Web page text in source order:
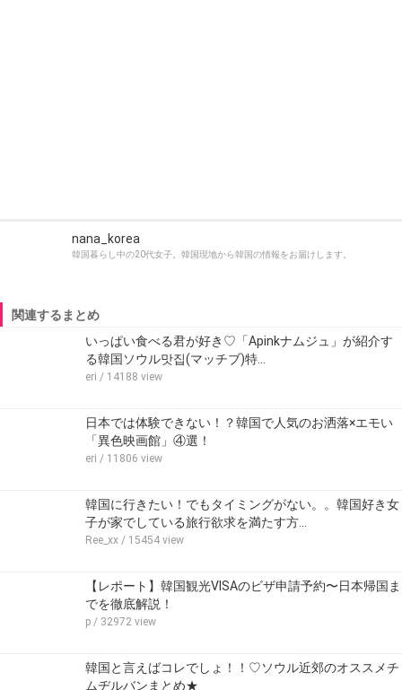
nana_korea
韓国暮らし中の20代女子。韓国現地から韓国の情報をお届けします。
関連するまとめ
いっぱい食べる君が好き♡「Apinkナムジュ」が紹介す
る韓国ソウル맛집(マッチブ)特…
eri / 14188 view
日本では体験できない！？韓国で人気のお洒落×エモい
「異色映画館」④選！
eri / 11806 view
韓国に行きたい！でもタイミングがない。。韓国好き女
子が家でしている旅行欲求を満たす方…
Ree_xx / 15454 view
【レポート】韓国観光VISAのビザ申請予約〜日本帰国ま
でを徹底解説！
p / 32972 view
韓国と言えばコレでしょ！！♡ソウル近郊のオススメチ
ムヂルバンまとめ★